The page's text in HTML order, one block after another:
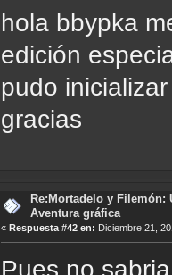
hola bbypka
edición
pudo
gracias
Re:Mortadelo y Filemón:
Aventura gráfica
«Respuesta #42 en: Diciembre 21,